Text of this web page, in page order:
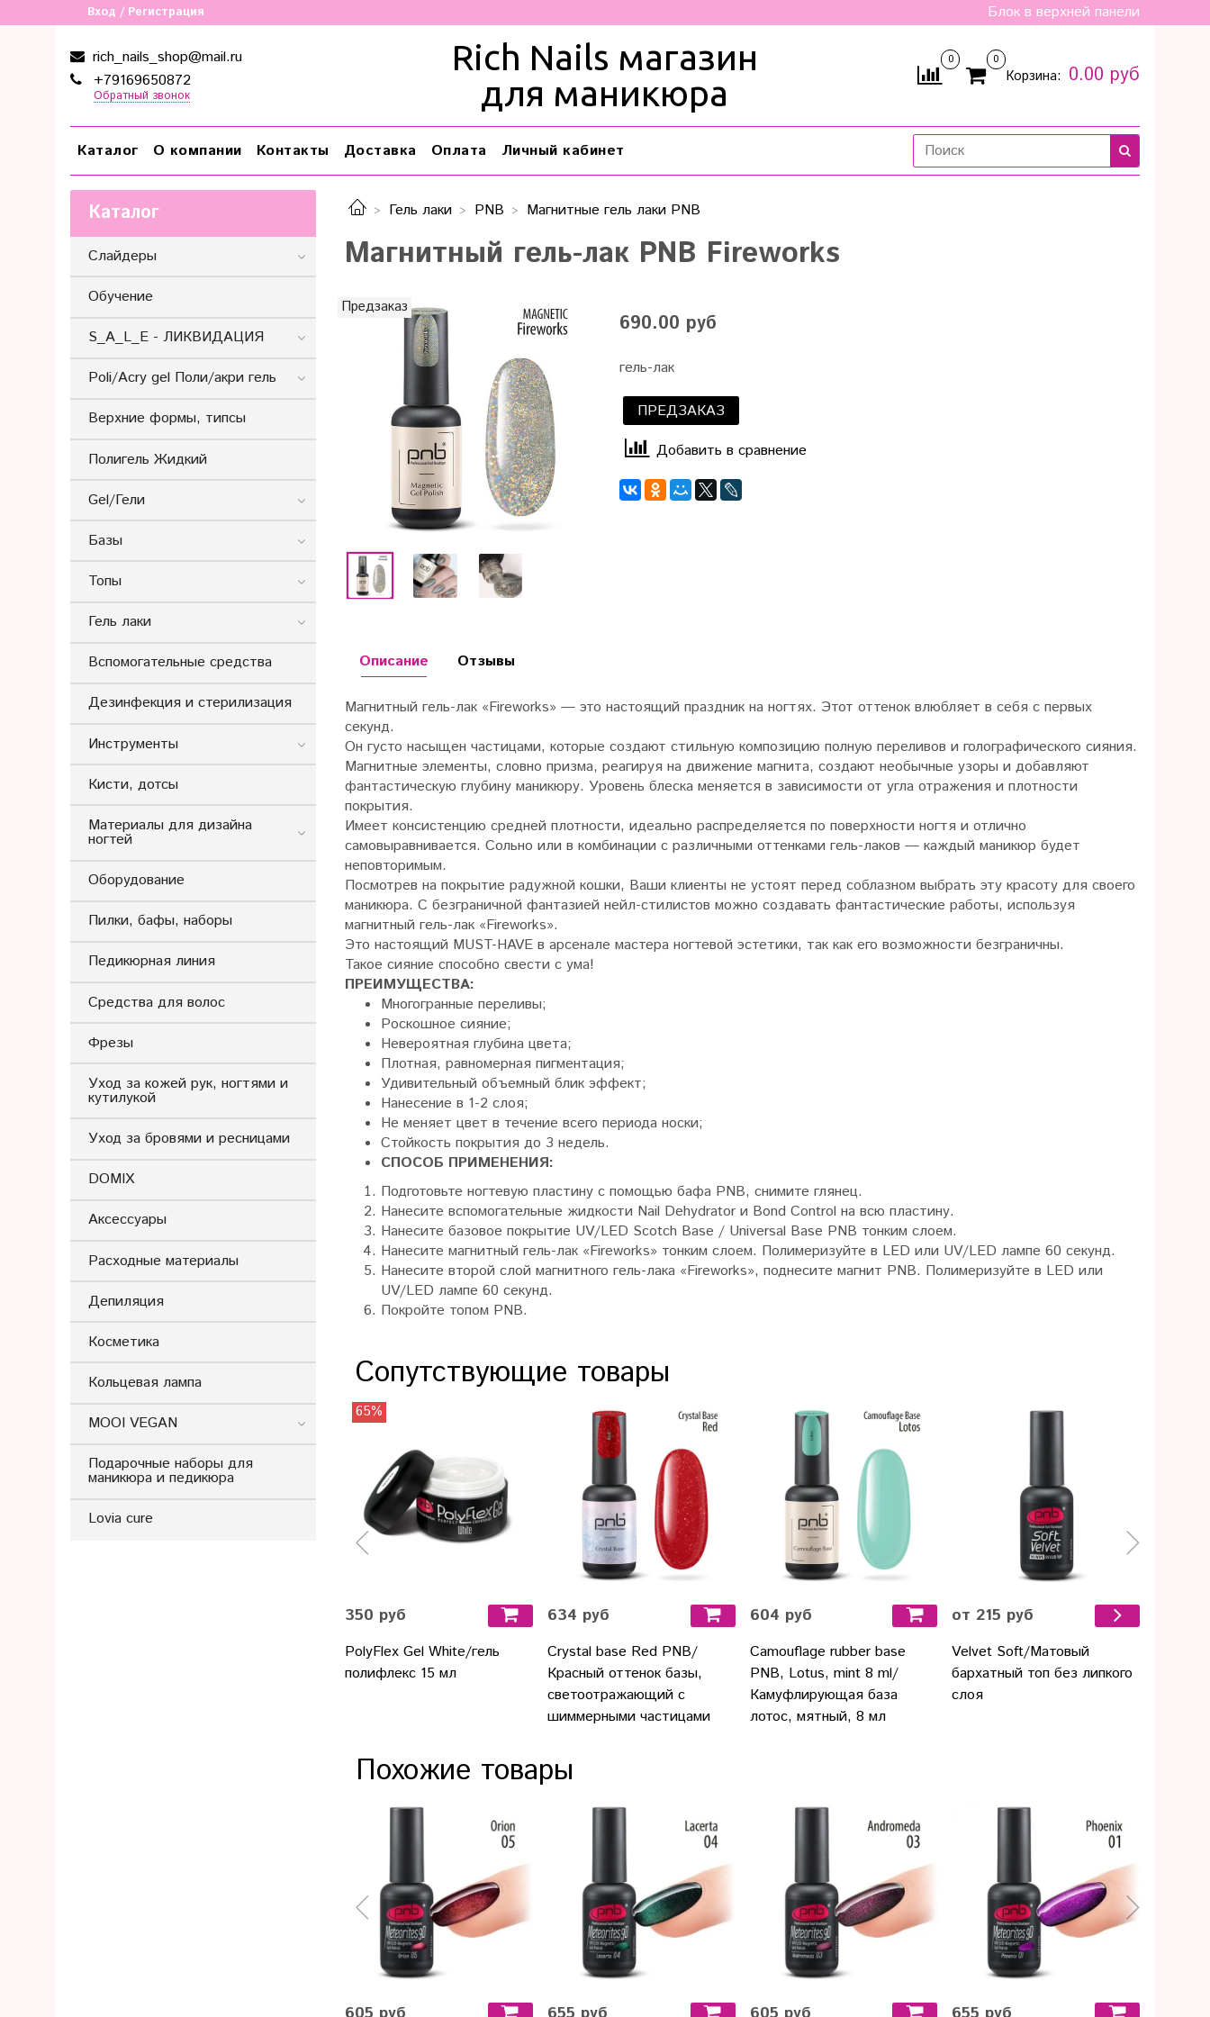
Вход / Регистрация Блок в верхней панели
rich_nails_shop@mail.ru
+79169650872
Обратный звонок
Rich Nails магазин
для маникюра
0 0
Корзина: 0.00 руб
Каталог О компании Контакты Доставка Оплата Личный кабинет
Гель лаки PNB Магнитные гель лаки PNB
Магнитный гель-лак PNB Fireworks
Предзаказ
690.00 руб
гель-лак
ПРЕДЗАКАЗ
Добавить в сравнение
Описание
Магнитный гель-лак «Fireworks» — это настоящий праздник на ногтях. Этот оттенок влюбляет в себя с первых
секунд.
Он густо насыщен частицами, которые создают стильную композицию полную переливов и голографического сияния.
Магнитные элементы, словно призма, реагируя на движение магнита, создают необычные узоры и добавляют
фантастическую глубину маникюру. Уровень блеска меняется в зависимости от угла отражения и плотности
покрытия.
Имеет консистенцию средней плотности, идеально распределяется по поверхности ногтя и отлично
самовыравнивается. Сольно или в комбинации с различными оттенками гель-лаков — каждый маникюр будет
неповторимым.
Посмотрев на покрытие радужной кошки, Ваши клиенты не устоят перед соблазном выбрать эту красоту для своего
маникюра. С безграничной фантазией нейл-стилистов можно создавать фантастические работы, используя
магнитный гель-лак «Fireworks».
Это настоящий MUST-HAVE в арсенале мастера ногтевой эстетики, так как его возможности безграничны.
Такое сияние способно свести с ума!
ПРЕИМУЩЕСТВА:
Многогранные переливы;
Роскошное сияние;
Невероятная глубина цвета;
Плотная, равномерная пигментация;
Удивительный объемный блик эффект;
Нанесение в 1-2 слоя;
Не меняет цвет в течение всего периода носки;
Стойкость покрытия до 3 недель.
СПОСОБ ПРИМЕНЕНИЯ:
Подготовьте ногтевую пластину с помощью бафа PNB, снимите глянец.
Нанесите вспомогательные жидкости Nail Dehydrator и Bond Control на всю пластину.
Нанесите базовое покрытие UV/LED Scotch Base / Universal Base PNB тонким слоем.
Нанесите магнитный гель-лак «Fireworks» тонким слоем. Полимеризуйте в LED или UV/LED лампе 60 секунд.
Нанесите второй слой магнитного гель-лака «Fireworks», поднесите магнит PNB. Полимеризуйте в LED или
UV/LED лампе 60 секунд.
Покройте топом PNB.
Отзывы
Сопутствующие товары
65%
350 руб
PolyFlex Gel White/гель
полифлекс 15 мл
634 руб
Crystal base Red PNB/
Красный оттенок базы,
светоотражающий с
шиммерными частицами
604 руб
Camouflage rubber base
PNB, Lotus, mint 8 ml/
Камуфлирующая база
лотос, мятный, 8 мл
от 215 руб
Velvet Soft/Матовый
бархатный топ без липкого
слоя
Похожие товары
Каталог
Слайдеры
Обучение
S_A_L_E - ЛИКВИДАЦИЯ
Poli/Acry gel Поли/акри гель
Верхние формы, типсы
Полигель Жидкий
Gel/Гели
Базы
Топы
Гель лаки
Вспомогательные средства
Дезинфекция и стерилизация
Инструменты
Кисти, дотсы
Материалы для дизайна
ногтей
Оборудование
Пилки, бафы, наборы
Педикюрная линия
Средства для волос
Фрезы
Уход за кожей рук, ногтями и
кутилукой
Уход за бровями и ресницами
DOMIX
Аксессуары
Расходные материалы
Депиляция
Косметика
Кольцевая лампа
MOOI VEGAN
Подарочные наборы для
маникюра и педикюра
Lovia cure